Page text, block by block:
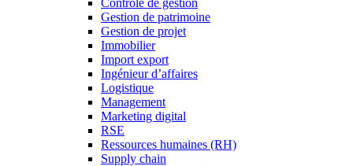
Controle de gestion
Gestion de patrimoine
Gestion de projet
Immobilier
Import export
Ingénieur d’affaires
Logistique
Management
Marketing digital
RSE
Ressources humaines (RH)
Supply chain